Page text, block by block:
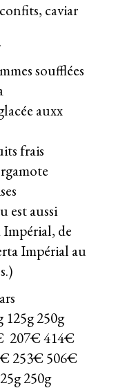
caviar
soufflées
auxx
frais
est aussi
de
Impérial au
250g
207€ 414€
253€ 506€
250g